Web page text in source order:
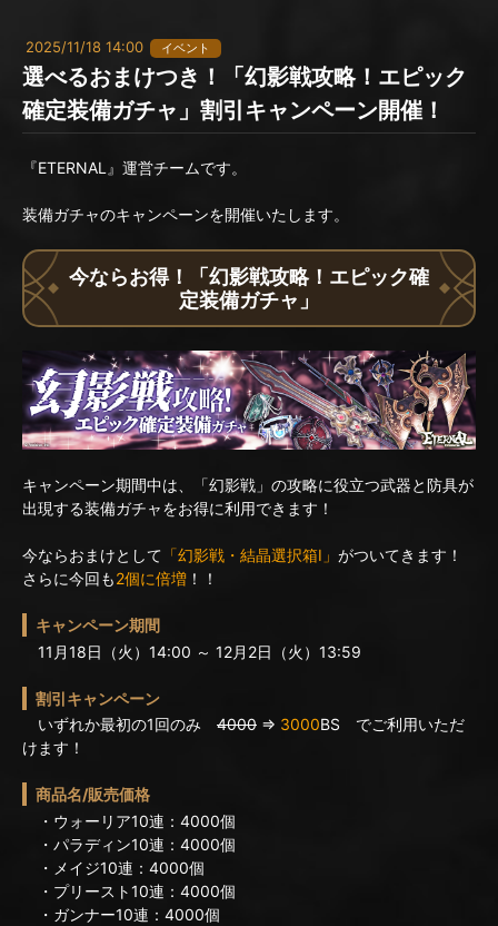
2025/11/18 14:00 イベント
選べるおまけつき！「幻影戦攻略！エピック
確定装備ガチャ」割引キャンペーン開催！
『ETERNAL』運営チームです。
装備ガチャのキャンペーンを開催いたします。
今ならお得！「幻影戦攻略！エピック確
定装備ガチャ」
キャンペーン期間中は、「幻影戦」の攻略に役立つ武器と防具が
出現する装備ガチャをお得に利用できます！
今ならおまけとして 「幻影戦・結晶選択箱I」 がついてきます！
さらに今回も2個に倍増 ！！
キャンペーン期間
11月18日（火）14:00 ～ 12月2日（火）13:59
割引キャンペーン
いずれか最初の1回のみ 4000 ⇒ 3000BS でご利用いただ
けます！
商品名/販売価格
・ウォーリア10連：4000個
・パラディン10連：4000個
・メイジ10連：4000個
・プリースト10連：4000個
・ガンナー10連：4000個